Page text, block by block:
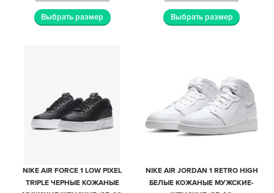
Выбрать размер Выбрать размер
NIKE AIR FORCE 1 LOW PIXEL
TRIPLE ЧЕРНЫЕ КОЖАНЫЕ
NIKE AIR JORDAN 1 RETRO HIGH
БЕЛЫЕ КОЖАНЫЕ МУЖСКИЕ-